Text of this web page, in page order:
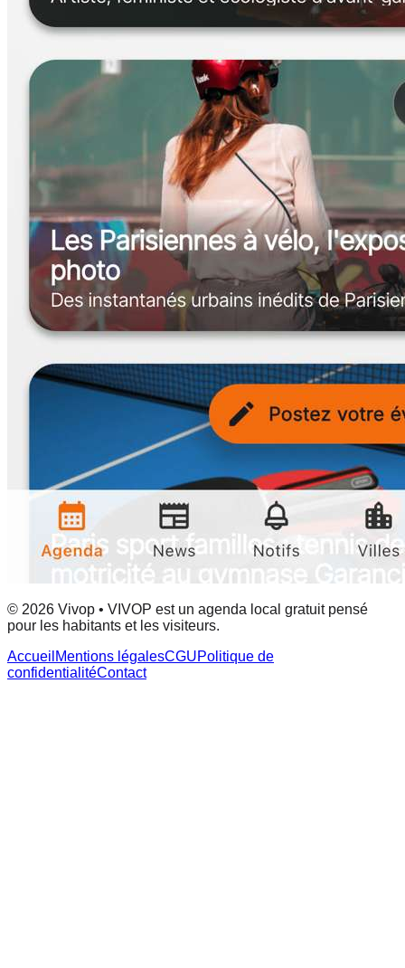
© 2026 Vivop • VIVOP est un agenda local gratuit pensé
pour les habitants et les visiteurs.
Accueil Mentions légalesCGUPolitique de
confidentialitéContact